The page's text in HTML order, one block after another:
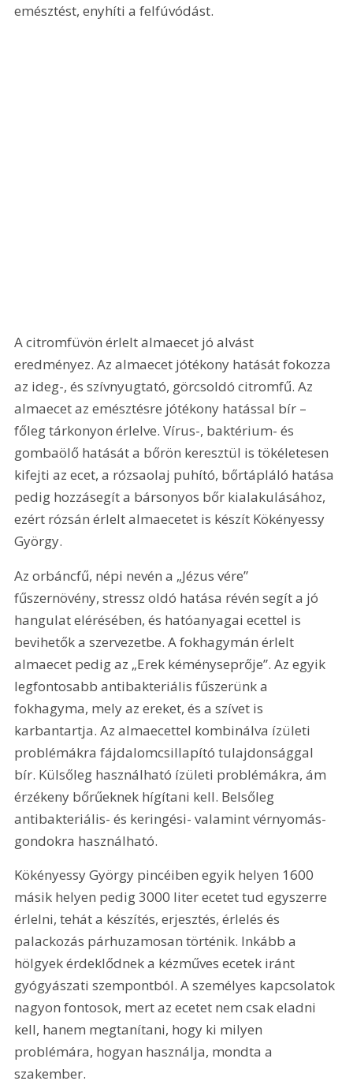
emésztést, enyhíti a felfúvódást.
A citromfüvön érlelt almaecet jó alvást
eredményez. Az almaecet jótékony hatását fokozza
az ideg-, és szívnyugtató, görcsoldó citromfű. Az
almaecet az emésztésre jótékony hatással bír –
főleg tárkonyon érlelve. Vírus-, baktérium- és
gombaölő hatását a bőrön keresztül is tökéletesen
kifejti az ecet, a rózsaolaj puhító, bőrtápláló hatása
pedig hozzásegít a bársonyos bőr kialakulásához,
ezért rózsán érlelt almaecetet is készít Kökényessy
György.
Az orbáncfű, népi nevén a „Jézus vére”
fűszernövény, stressz oldó hatása révén segít a jó
hangulat elérésében, és hatóanyagai ecettel is
bevihetők a szervezetbe. A fokhagymán érlelt
almaecet pedig az „Erek kéményseprője”. Az egyik
legfontosabb antibakteriális fűszerünk a
fokhagyma, mely az ereket, és a szívet is
karbantartja. Az almaecettel kombinálva ízületi
problémákra fájdalomcsillapító tulajdonsággal
bír. Külsőleg használható ízületi problémákra, ám
érzékeny bőrűeknek hígítani kell. Belsőleg
antibakteriális- és keringési- valamint vérnyomás-
gondokra használható.
Kökényessy György pincéiben egyik helyen 1600
másik helyen pedig 3000 liter ecetet tud egyszerre
érlelni, tehát a készítés, erjesztés, érlelés és
palackozás párhuzamosan történik. Inkább a
hölgyek érdeklődnek a kézműves ecetek iránt
gyógyászati szempontból. A személyes kapcsolatok
nagyon fontosok, mert az ecetet nem csak eladni
kell, hanem megtanítani, hogy ki milyen
problémára, hogyan használja, mondta a
szakember.